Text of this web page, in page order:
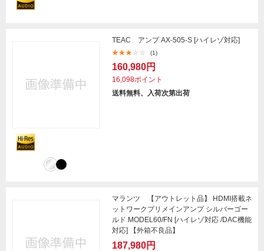
TEAC アンプ AX-505-S [ハイレゾ対応]
(1)
160,980円
16,098ポイント
送料無料、入荷次第出荷
マランツ 【アウトレット品】 HDMI搭載ネ
ットワークプリメインアンプ シルバーゴー
ルド MODEL60/FN [ハイレゾ対応 /DAC機能
対応] 【外箱不良品】
187,980円